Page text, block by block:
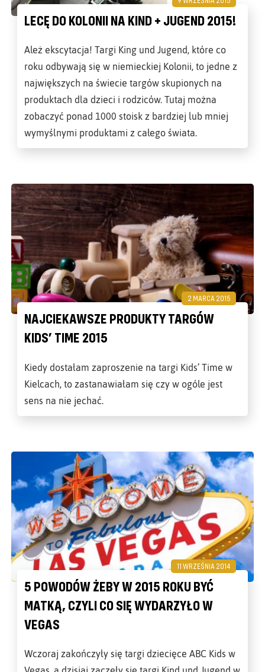
LECĘ DO KOLONII NA KIND + JUGEND 2015!
Ależ ekscytacja! Targi King und Jugend, które co
roku odbywają się w niemieckiej Kolonii, to jedne z
największych na świecie targów skupionych na
produktach dla dzieci i rodziców. Tutaj można
zobaczyć ponad 1000 stoisk z bardziej lub mniej
wymyślnymi produktami z całego świata.
2 MARCA 2015
NAJCIEKAWSZE PRODUKTY TARGÓW
KIDS’ TIME 2015
Kiedy dostałam zaproszenie na targi Kids’ Time w
Kielcach, to zastanawiałam się czy w ogóle jest
sens na nie jechać.
11 WRZEŚNIA 2014
5 POWODÓW ŻEBY W 2015 ROKU BYĆ
MATKĄ, CZYLI CO SIĘ WYDARZYŁO W
VEGAS
Wczoraj zakończyły się targi dziecięce ABC Kids w